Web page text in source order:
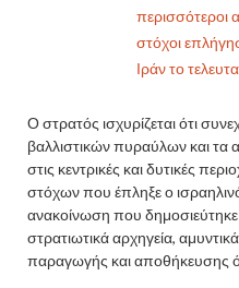
περισσότεροι
στόχοι
Ιράν το
Ο στρατός ισχυρίζεται ότι
βαλλιστικών πυραύλων και τα
στις κεντρικές και δυτικές
στόχων που έπληξε ο
ανακοίνωση που
στρατιωτικά αρχηγεία,
παραγωγής και αποθήκευσης